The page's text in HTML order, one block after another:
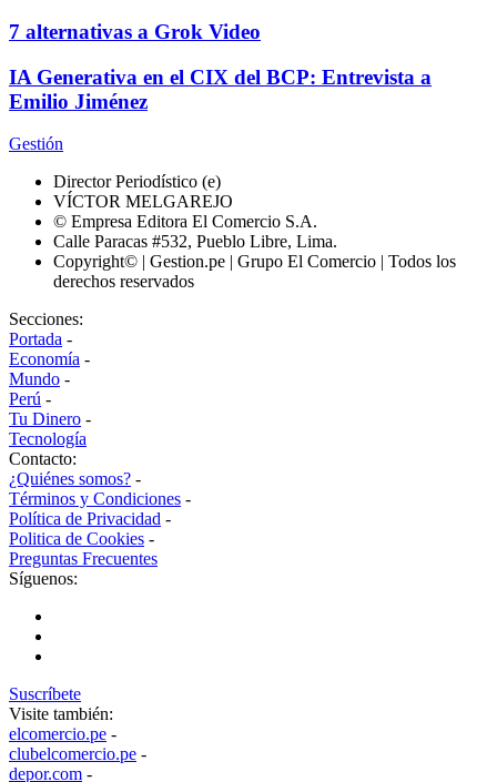
7 alternativas a Grok Video
IA Generativa en el CIX del BCP: Entrevista a
Emilio Jiménez
Gestión
Director Periodístico (e)
VÍCTOR MELGAREJO
© Empresa Editora El Comercio S.A.
Calle Paracas #532, Pueblo Libre, Lima.
Copyright© | Gestion.pe | Grupo El Comercio | Todos los
derechos reservados
Secciones:
Portada -
Economía -
Mundo -
Perú -
Tu Dinero -
Tecnología
Contacto:
¿Quiénes somos? -
Términos y Condiciones -
Política de Privacidad -
Politica de Cookies -
Preguntas Frecuentes
Síguenos:
Suscríbete
Visite también:
elcomercio.pe -
clubelcomercio.pe -
depor.com -